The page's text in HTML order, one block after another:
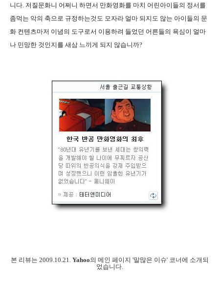
니다. 저질문화니 어쩌니 하면서 만화영화를 마치 어린아이들의 정서를
좀먹는 악의 축으로 규정하는것도 모자라 얼마 되지도 않는 아이들의 문
화 컨텐츠마저 이념의 도구로서 이용하려 들었던 어른들의 욕심이 얼마
나 민망한 것인지를 새삼 느끼게 되지 않습니까?
본 리뷰는 2009.10.21. Yahoo의 메인 페이지 '말많은 이슈' 코너에 소개되
었습니다.